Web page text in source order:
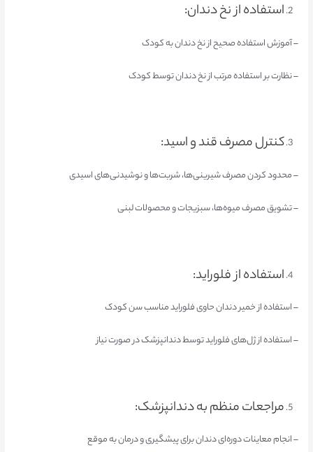
استفاده از نخ دندان:
– آموزش استفاده صحیح از نخ دندان به کودک
– نظارت بر استفاده مرتب از نخ دندان توسط کودک
کنترل مصرف قند و اسید:
– محدود کردن مصرف شیرینی‌ها، شربت‌ها و نوشیدنی‌های اسیدی
– تشویق مصرف میوه‌ها، سبزیجات و محصولات لبنی
استفاده از فلوراید:
– استفاده از خمیر دندان حاوی فلوراید مناسب سن کودک
– استفاده از ژل‌های فلوراید توسط دندانپزشک در صورت نیاز
مراجعات منظم به دندانپزشک:
– انجام معاینات دوره‌ای دندان برای پیشگیری و درمان به موقع